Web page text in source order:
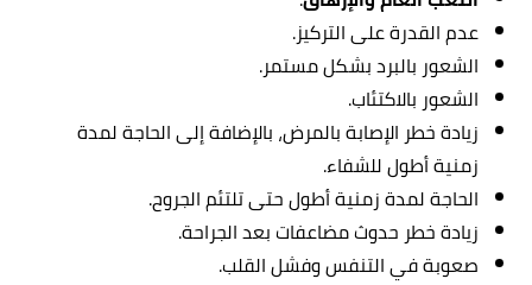
عدم القدرة على التركيز.
الشعور بالبرد بشكل مستمر.
الشعور بالاكتئاب.
زيادة خطر الإصابة بالمرض، بالإضافة إلى الحاجة لمدة
زمنية أطول للشفاء.
الحاجة لمدة زمنية أطول حتى تلتئم الجروح.
زيادة خطر حدوث مضاعفات بعد الجراحة.
صعوبة في التنفس وفشل القلب.